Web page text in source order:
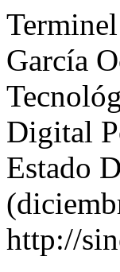
García
Digital
Estado
http://